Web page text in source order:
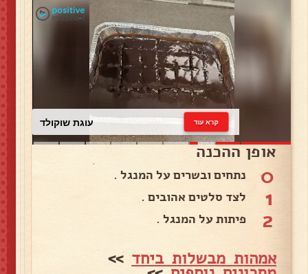
עוגת שוקולד קרא עוד
אופן ההכנה
0 נתחים ובשרים על המנגל .
1 לצד סלטים אהובים .
2 פיתות על המנגל .
אמהות מבשלות ביחד >>